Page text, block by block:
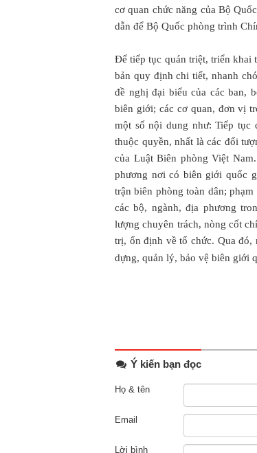
cơ quan chức năng của Bộ
dẫn để Bộ Quốc phòng trình
Để tiếp tục quán triệt, triển khai
bản quy định chi tiết, nhanh
đề nghị đại biểu của các ban,
biên giới; các cơ quan, đơn vị
một số nội dung như: Tiếp tục
thuộc quyền, nhất là các đối
của Luật Biên phòng Việt
phương nơi có biên giới quốc
trận biên phòng toàn dân;
các bộ, ngành, địa phương
lượng chuyên trách, nòng cốt
trị, ổn định về tổ chức. Qua đó,
dựng, quản lý, bảo vệ biên giới
Ý kiến bạn đọc
Họ & tên
Email
Lời bình